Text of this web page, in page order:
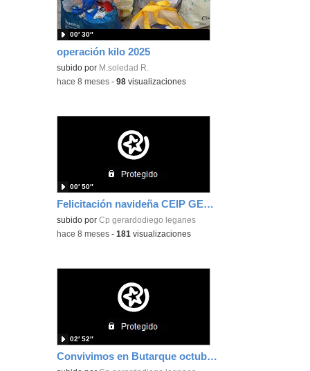
operación kilo 2025
subido por M.soledad R.
00′ 30″
-hace 8 meses -98 visualizaciones
Felicitación navideña CEIP GERARDO DIEGO
subido porCp gerardodiego leganes
00′ 50″
-hace 8 meses -181 visualizaciones
Convivimos en Butarque octubre 2025
02′ 52″